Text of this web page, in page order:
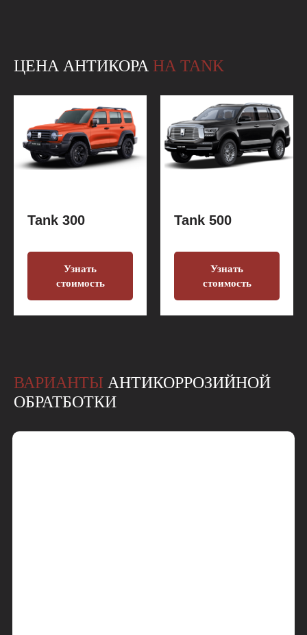
ЦЕНА АНТИКОРА НА TANK
Tank 300
Узнать
стоимость
Tank 500
Узнать
стоимость
ВАРИАНТЫ АНТИКОРРОЗИЙНОЙ
ОБРАТБОТКИ